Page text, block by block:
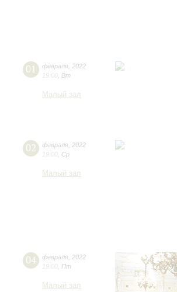
01 февраля 2022
19:00 Вт
Малый зал
02 февраля 2022
19:00 Ср
Малый зал
04 февраля 2022
19:00 Пт
Малый зал